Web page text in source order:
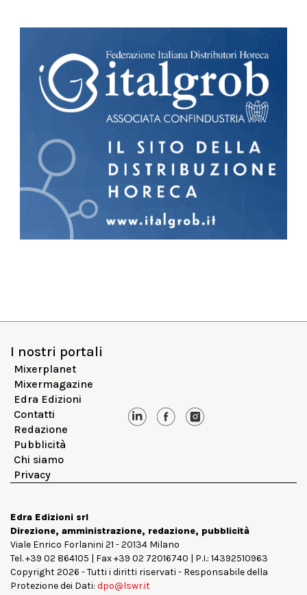
I nostri portali
Mixerplanet
Mixermagazine
Edra Edizioni
Contatti
Redazione
Pubblicità
Chi siamo
Privacy
Edra Edizioni srl
Direzione, amministrazione, redazione, pubblicità
Viale Enrico Forlanini 21 - 20134 Milano
Tel. +39 02 864105 | Fax +39 02 72016740 | P.I.: 14392510963
Copyright 2026 - Tutti i diritti riservati - Responsabile della
Protezione dei Dati: dpo@lswr.it